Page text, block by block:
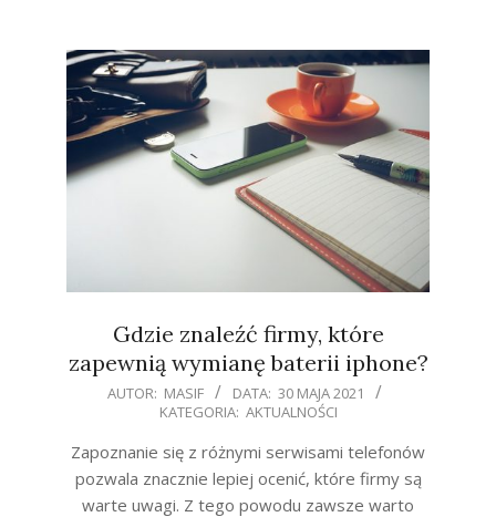
Gdzie znaleźć firmy, które
zapewnią wymianę baterii iphone?
2021-
30
AUTOR: MASIF DATA: 30 MAJA 2021
KATEGORIA: AKTUALNOŚCI
Zapoznanie się z różnymi serwisami telefonów
pozwala znacznie lepiej ocenić, które firmy są
warte uwagi. Z tego powodu zawsze warto